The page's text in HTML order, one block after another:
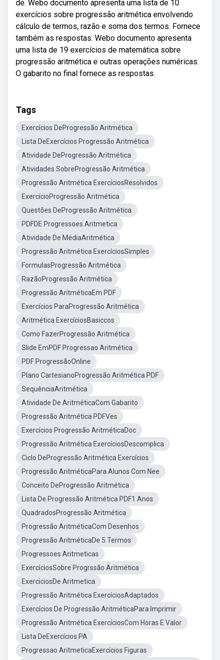
de. Webo documento apresenta uma lista de 10
exercícios sobre progressão aritmética envolvendo
cálculo de termos, razão e soma dos termos. Fornece
também as respostas. Webo documento apresenta
uma lista de 19 exercícios de matemática sobre
progressão aritmética e outras operações numéricas.
O gabarito no final fornece as respostas.
Tags
Exercícios DeProgressão Aritmética
Lista DeExercícios Progressão Aritmética
Atividade DeProgressão Aritmética
Atividades SobreProgressão Aritmética
Progressão Aritmética ExercíciosResolvidos
ExercícioProgressão Aritmética
Questões DeProgressão Aritmética
PDFDE Progressoes Aritmetica
Atividade De MédiaAritmética
Progressão Aritmética ExercíciosSimples
FormulasProgressão Aritmética
RazãoProgressão Aritmética
Progressão AritméticaEm PDF
Exercícios ParaProgressão Aritmética
Aritmética ExercíciosBasiccos
Como FazerProgressão Aritmética
Slide EmPDF Progressao Aritmética
PDF ProgressãoOnline
Plano CartesianoProgressão Aritmética PDF
SequênciaAritmética
Atividade De AritméticaCom Gabarito
Progressão Aritmética PDFVes
Exercícios Progressão AritméticaDoc
Progressão Aritmética ExercíciosDescomplica
Ciclo DeProgressão Aritmética Exercícios
Progressão AritméticaPara Alunos Com Nee
Conceito DeProgressão Aritmética
Lista De Progressão Aritmética PDF1 Anos
QuadradosProgressão Aritmética
Progressão AritméticaCom Desenhos
Progressão AritméticaDe 5 Termos
Progressoes Aritmeticas
ExercíciosSobre Progrssão Aritmética
ExerciciosDe Aritmetica
Progressão Aritmética ExercíciosAdaptados
Exercícios De Progressão AritméticaPara Imprimir
Progressão Aritmética ExercíciosCom Horas E Valor
Lista DeExercícios PA
Progressao AritmeticaExercícios Figuras